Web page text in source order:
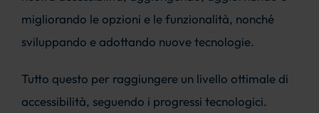
migliorando le opzioni e le funzionalità, nonché
sviluppando e adottando nuove tecnologie.
Tutto questo per raggiungere un livello ottimale di
accessibilità, seguendo i progressi tecnologici.